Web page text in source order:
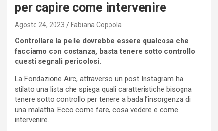
per capire come intervenire
Agosto 24, 2023 Fabiana Coppola
Controllare la pelle dovrebbe essere qualcosa che
facciamo con costanza, basta tenere sotto controllo
questi segnali pericolosi.
La Fondazione Airc, attraverso un post Instagram ha
stilato una lista che spiega quali caratteristiche bisogna
tenere sotto controllo per tenere a bada l’insorgenza di
una malattia. Ecco come fare, cosa vedere e come
intervenire.